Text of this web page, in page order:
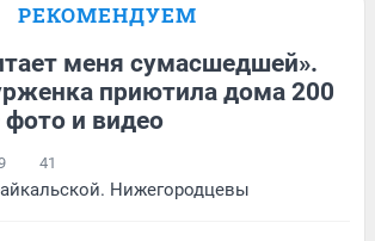
РЕКОМЕНДУЕМ
меня сумасшедшей».
приютила дома 200
и видео
41
Нижегородцевы